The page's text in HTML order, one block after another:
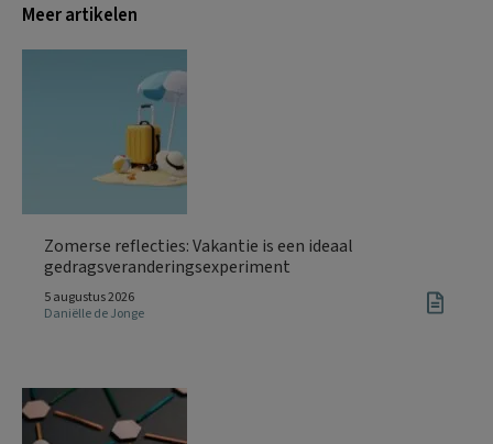
Meer artikelen
Zomerse reflecties: Vakantie is een ideaal
gedragsveranderingsexperiment
5 augustus 2026
Daniëlle de Jonge